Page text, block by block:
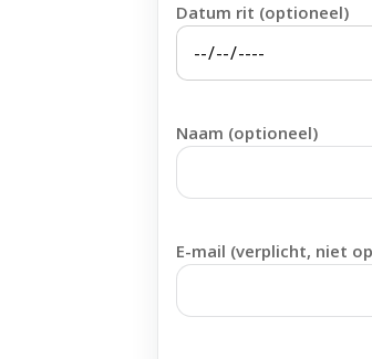
Datum rit (optioneel)
Naam (optioneel)
E-mail (verplicht, niet